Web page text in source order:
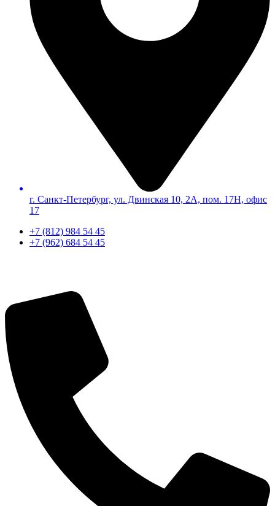
г. Санкт-Петербург, ул. Двинская 10, 2А, пом. 17Н, офис
17
+7 (812) 984 54 45
+7 (962) 684 54 45